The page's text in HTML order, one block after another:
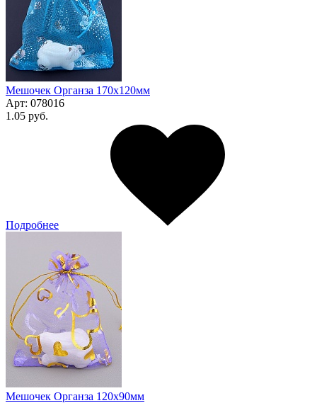
Мешочек Органза 170x120мм
Арт: 078016
1.05 руб.
Подробнее
Мешочек Органза 120x90мм